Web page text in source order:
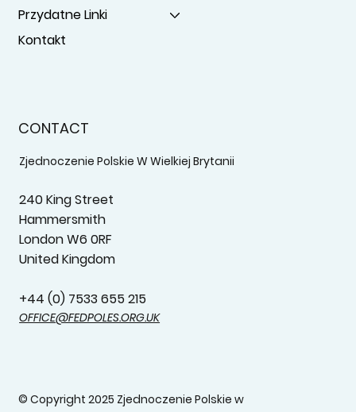
Przydatne Linki
Kontakt
CONTACT
Zjednoczenie Polskie W Wielkiej Brytanii
240 King Street
Hammersmith
London W6 0RF
United Kingdom
+44 (0) 7533 655 215‬
OFFICE@FEDPOLES.ORG.UK
© Copyright 2025 Zjednoczenie Polskie w